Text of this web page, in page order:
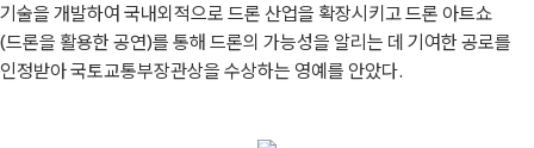
기술을 개발하여 국내외적으로 드론 산업을 확장시키고 드론 아트쇼
(드론을 활용한 공연)를 통해 드론의 가능성을 알리는 데 기여한 공로를
인정받아 국토교통부장관상을 수상하는 영예를 안았다.